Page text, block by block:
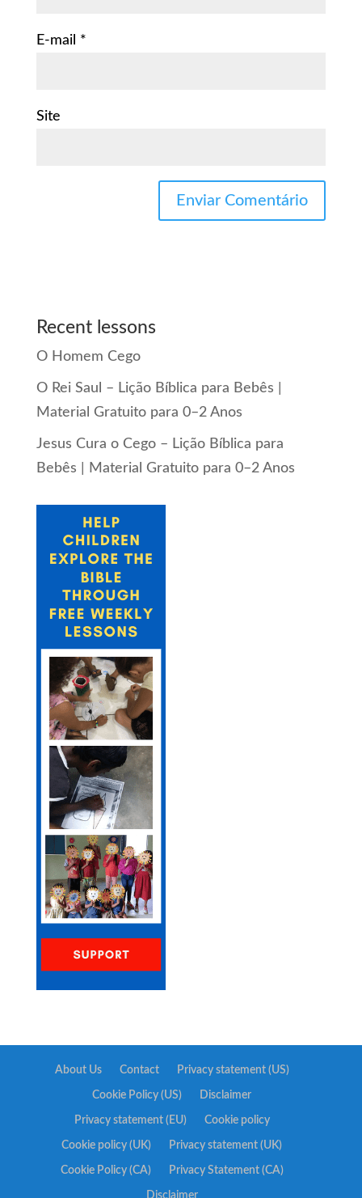
E-mail *
Site
Recent lessons
O Homem Cego
O Rei Saul – Lição Bíblica para Bebês |
Material Gratuito para 0–2 Anos
Jesus Cura o Cego – Lição Bíblica para
Bebês | Material Gratuito para 0–2 Anos
About Us Contact Privacy statement (US)
Cookie Policy (US) Disclaimer
Privacy statement (EU) Cookie policy
Cookie policy (UK) Privacy statement (UK)
Cookie Policy (CA) Privacy Statement (CA)